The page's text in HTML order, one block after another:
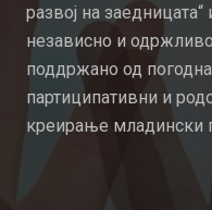
развој на
независно и
поддржано од
партиципативни и
креирање младински